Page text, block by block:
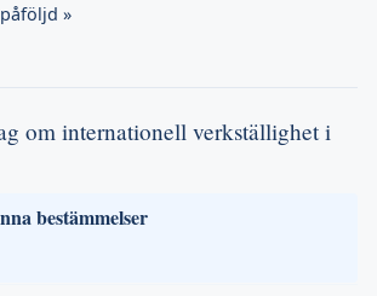
»
om internationell verkställighet i
bestämmelser